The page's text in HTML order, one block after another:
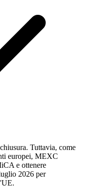
Tuttavia, come
europei, MEXC
e ottenere
2026 per